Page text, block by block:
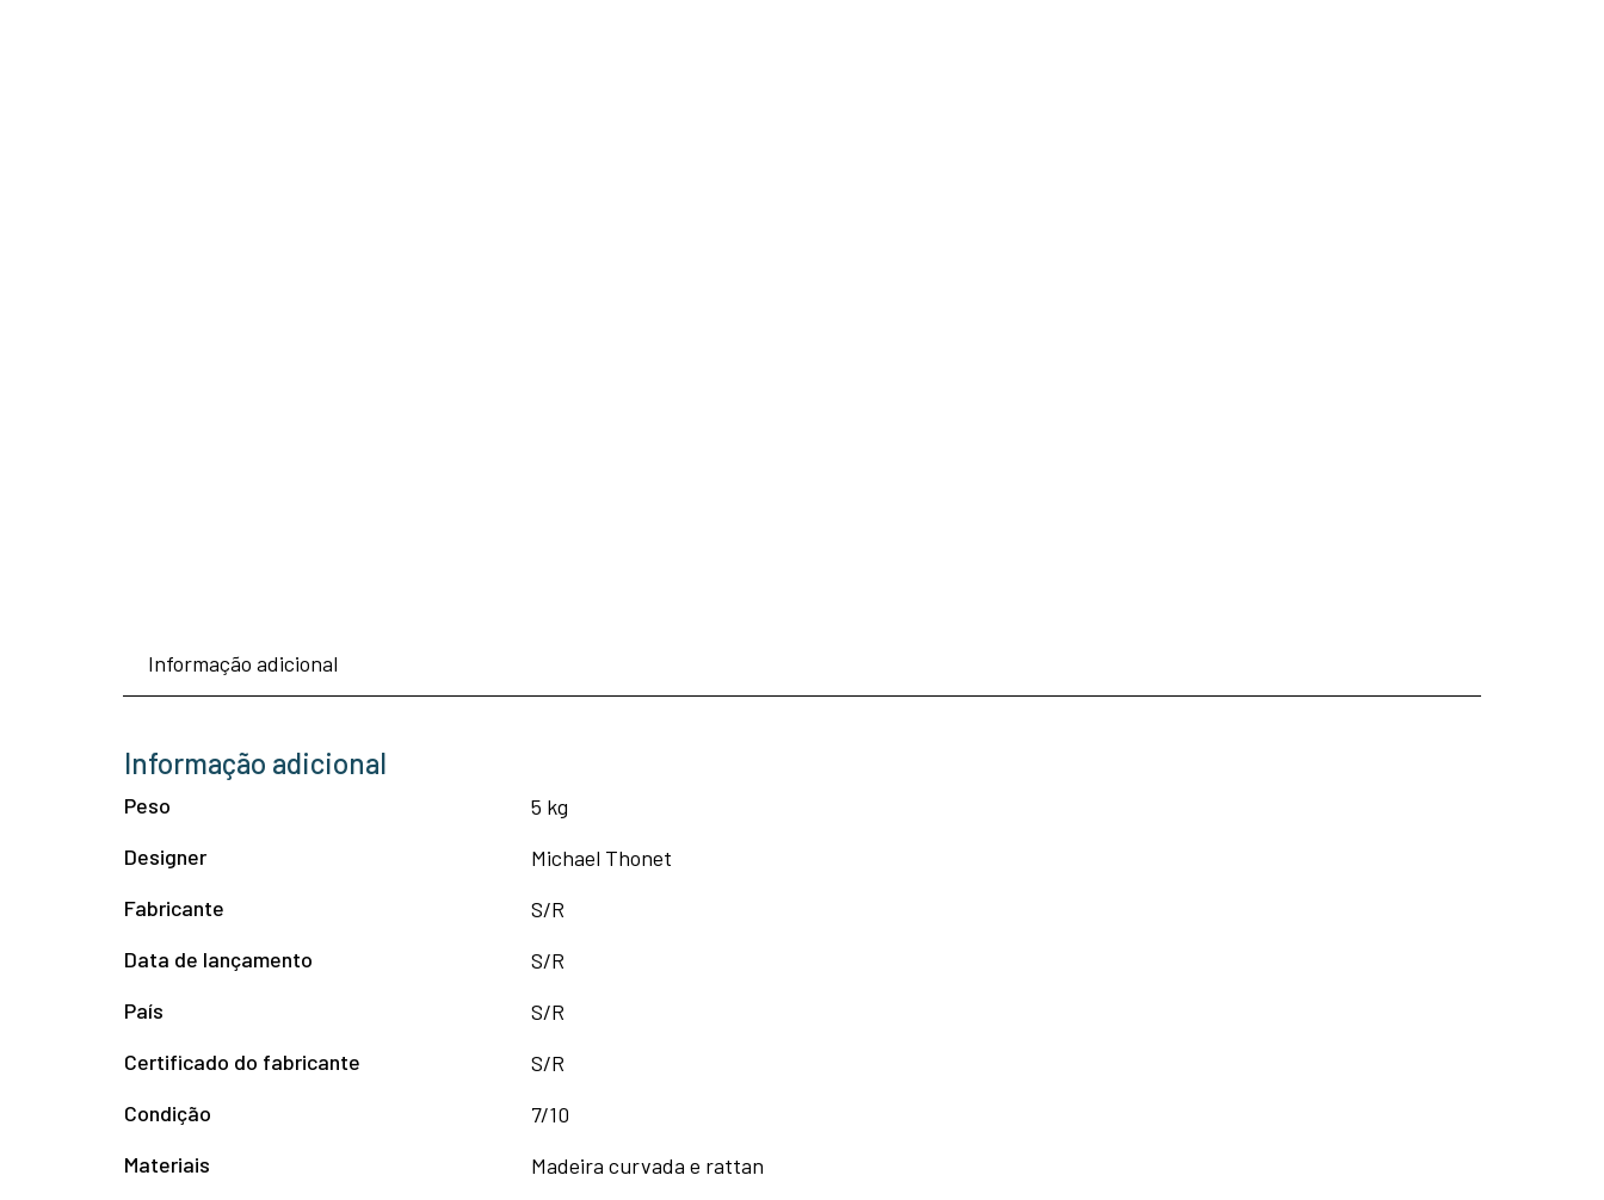
Informação adicional
Informação adicional
Peso
5 kg
Designer
Michael Thonet
Fabricante
S/R
Data de lançamento
S/R
País
S/R
Certificado do fabricante
S/R
Condição
7/10
Materiais
Madeira curvada e rattan